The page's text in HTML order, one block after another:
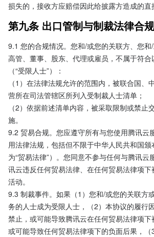
损失的，接收方应赔偿因此给披露方造成的直
第九条 出口管制与制裁法律合规
9.1 您的合规情况。您和/或您的关联方、您
高管、董事、股东、代理或雇员，不属于符
（“受限人士”）：
（1）在法律法规允许的范围内，被联合国、
营所在司法管辖区所列入受制裁人士清单；
（2）依据前述清单内容，被采取限制或禁止
施。
9.2 贸易合规。您应遵守所有与您使用腾讯云
用法律法规，包括但不限于中华人民共和国
为“贸易法律”）。您同意不参与任何与腾讯云
讯云违反任何贸易法律、在任何贸易法律项
活动。
9.3 制裁事件。如果（1）您和/或您的关联方
务的人士成为受限人士，（2）本协议的履行
禁止，或可能导致腾讯云在任何贸易法律项下
或可能导致任何贸易法律项下的负面后果，